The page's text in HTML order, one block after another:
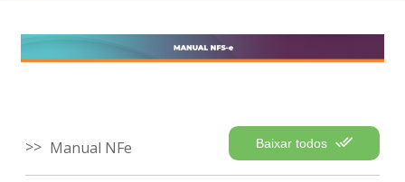
Baixar todos
Manual NFe